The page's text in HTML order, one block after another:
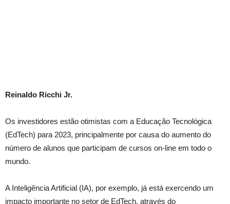
Reinaldo Ricchi Jr.
Os investidores estão otimistas com a Educação Tecnológica
(EdTech) para 2023, principalmente por causa do aumento do
número de alunos que participam de cursos on-line em todo o
mundo.
A Inteligência Artificial (IA), por exemplo, já está exercendo um
impacto importante no setor de EdTech, através do